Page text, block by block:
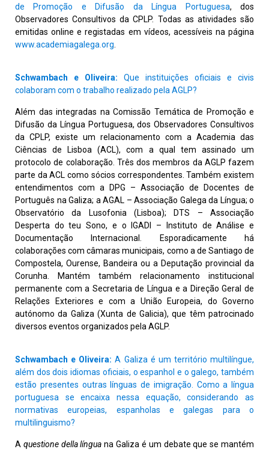
de Promoção e Difusão da Língua Portuguesa, dos
Observadores Consultivos da CPLP. Todas as atividades são
emitidas online e registadas em vídeos, acessíveis na página
www.academiagalega.org
Schwambach e Oliveira: Que instituições oficiais e civis
colaboram com o trabalho realizado pela AGLP?
Além das integradas na Comissão Temática de Promoção e
Difusão da Língua Portuguesa, dos Observadores Consultivos
da CPLP, existe um relacionamento com a Academia das
Ciências de Lisboa (ACL), com a qual tem assinado um
protocolo de colaboração. Três dos membros da AGLP fazem
parte da ACL como sócios correspondentes. Também existem
entendimentos com a DPG – Associação de Docentes de
Português na Galiza; a AGAL – Associação Galega da Língua; o
Observatório da Lusofonia (Lisboa); DTS – Associação
Desperta do teu Sono, e o IGADI – Instituto de Análise e
Documentação Internacional. Esporadicamente há
colaborações com câmaras municipais, como a de Santiago de
Compostela, Ourense, Bandeira ou a Deputação provincial da
Corunha. Mantém também relacionamento institucional
permanente com a Secretaria de Língua e a Direção Geral de
Relações Exteriores e com a União Europeia, do Governo
autónomo da Galiza (Xunta de Galicia), que têm patrocinado
diversos eventos organizados pela AGLP.
Schwambach e Oliveira: A Galiza é um território multilíngue,
além dos dois idiomas oficiais, o espanhol e o galego, também
estão presentes outras línguas de imigração. Como a língua
portuguesa se encaixa nessa equação, considerando as
normativas europeias, espanholas e galegas para o
multilinguismo?
A questione della língua na Galiza é um debate que se mantém